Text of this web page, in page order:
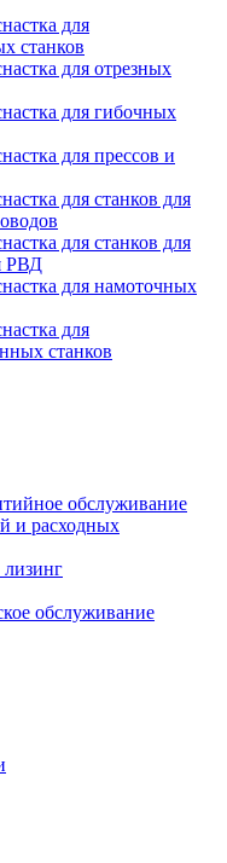
для
станков
для отрезных
для гибочных
для прессов и
для станков для
для станков для
РВД
для намоточных
для
станков
обслуживание
и расходных
обслуживание